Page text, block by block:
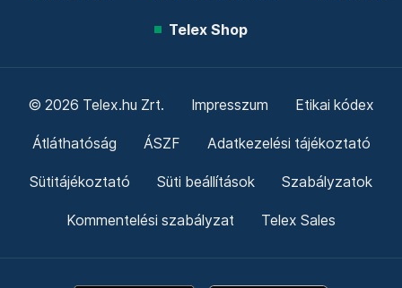
Telex Shop
© 2026 Telex.hu Zrt. Impresszum Etikai kódex
Átláthatóság ÁSZF Adatkezelési tájékoztató
Sütitájékoztató Süti beállítások Szabályzatok
Kommentelési szabályzat Telex Sales